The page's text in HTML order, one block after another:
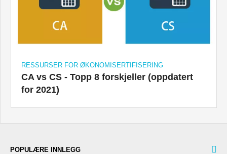
RESSURSER FOR ØKONOMISERTIFISERING
CA vs CS - Topp 8 forskjeller (oppdatert
for 2021)
POPULÆRE INNLEGG